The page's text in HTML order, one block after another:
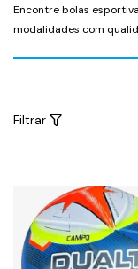
Encontre bolas
modalidades com
Filtrar